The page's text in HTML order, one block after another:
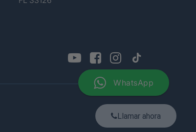
Sitemap
Llamar ahora
WhatsApp